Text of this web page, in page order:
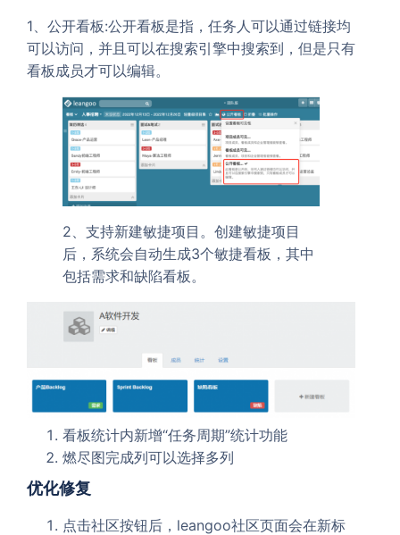
1、公开看板:公开看板是指，任务人可以通过链接均
可以访问，并且可以在搜索引擎中搜索到，但是只有
看板成员才可以编辑。
2、支持新建敏捷项目。创建敏捷项目
后，系统会自动生成3个敏捷看板，其中
包括需求和缺陷看板。
看板统计内新增“任务周期”统计功能
燃尽图完成列可以选择多列
优化修复
点击社区按钮后，leangoo社区页面会在新标